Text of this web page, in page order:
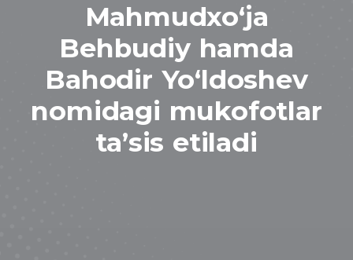
Mahmudxo‘ja
Behbudiy hamda
Bahodir Yo‘ldoshev
nomidagi mukofotlar
taʼsis etiladi